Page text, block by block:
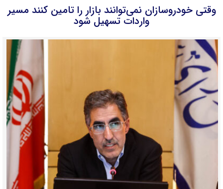
وقتی خودروسازان نمی‌توانند بازار را تامین کنند مسیر
واردات تسهیل شود